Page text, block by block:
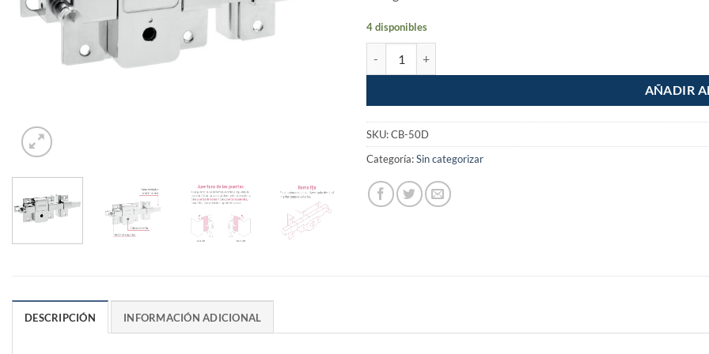
4 disponibles
AÑADIR
SKU:CB-50D
Categoría:Sin categorizar
DESCRIPCIÓN INFORMACIÓN ADICIONAL